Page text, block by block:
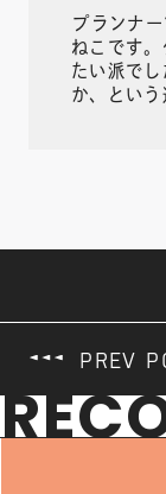
プランナ
ねこです
たい派で
か、という
PREV